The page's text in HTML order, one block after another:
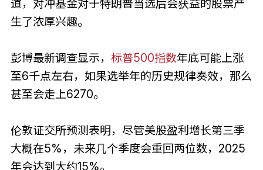
道，对冲基金对于特朗普当选后会获益的股票产
生了浓厚兴趣。
彭博最新调查显示， 标普500指数年底可能上涨
至6千点左右，如果选举年的历史规律奏效，那么
甚至会走上6270。
伦敦证交所预测表明，尽管美股盈利增长第三季
大概在5%，未来几个季度会重回两位数，2025
年会达到大约15%。